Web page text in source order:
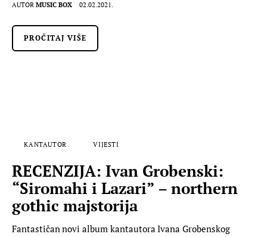
AUTOR MUSIC BOX 02.02.2021.
PROČITAJ VIŠE
KANTAUTOR VIJESTI
RECENZIJA: Ivan Grobenski:
“Siromahi i Lazari” – northern
gothic majstorija
Fantastičan novi album kantautora Ivana Grobenskog